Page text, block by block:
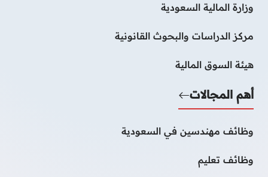
وزارة المالية السعودية
مركز الدراسات والبحوث القانونية
هيئة السوق المالية
أهم المجالات
وظائف مهندسين في السعودية
وظائف تعليم